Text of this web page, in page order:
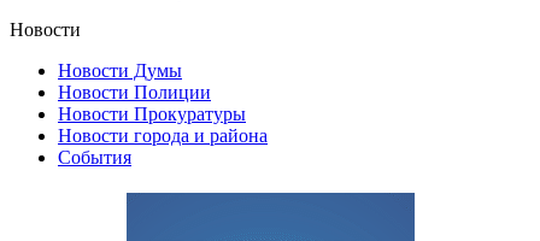
Новости
Новости Думы
Новости Полиции
Новости Прокуратуры
Новости города и района
События